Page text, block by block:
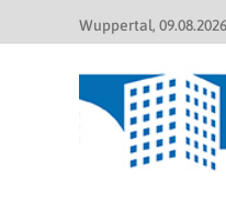
Wuppertal 09.08.2026